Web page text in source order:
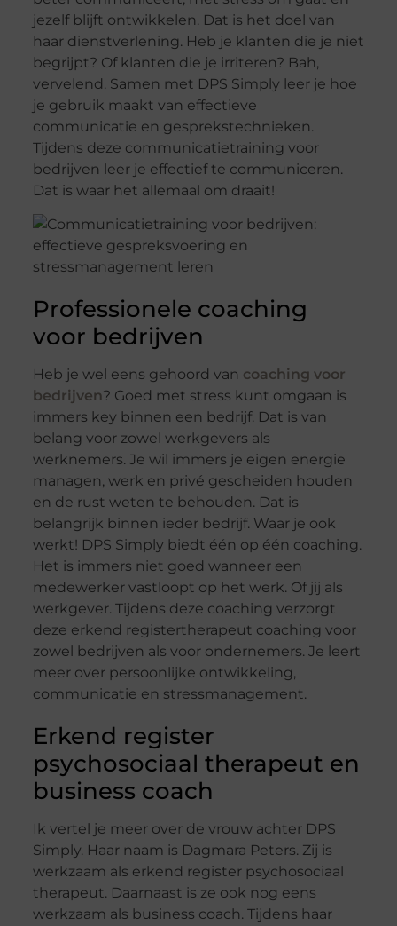
jezelf blijft ontwikkelen. Dat is het doel van
haar dienstverlening. Heb je klanten die je niet
begrijpt? Of klanten die je irriteren? Bah,
vervelend. Samen met DPS Simply leer je hoe
je gebruik maakt van effectieve
communicatie en gesprekstechnieken.
Tijdens deze communicatietraining voor
bedrijven leer je effectief te communiceren.
Dat is waar het allemaal om draait!
Professionele coaching
voor bedrijven
Heb je wel eens gehoord van coaching voor
bedrijven? Goed met stress kunt omgaan is
immers key binnen een bedrijf. Dat is van
belang voor zowel werkgevers als
werknemers. Je wil immers je eigen energie
managen, werk en privé gescheiden houden
en de rust weten te behouden. Dat is
belangrijk binnen ieder bedrijf. Waar je ook
werkt! DPS Simply biedt één op één coaching.
Het is immers niet goed wanneer een
medewerker vastloopt op het werk. Of jij als
werkgever. Tijdens deze coaching verzorgt
deze erkend registertherapeut coaching voor
zowel bedrijven als voor ondernemers. Je leert
meer over persoonlijke ontwikkeling,
communicatie en stressmanagement.
Erkend register
psychosociaal therapeut en
business coach
Ik vertel je meer over de vrouw achter DPS
Simply. Haar naam is Dagmara Peters. Zij is
werkzaam als erkend register psychosociaal
therapeut. Daarnaast is ze ook nog eens
werkzaam als business coach. Tijdens haar